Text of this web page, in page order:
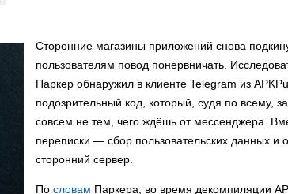
Сторонние магазины приложений снова
пользователям повод понервничать.
Паркер обнаружил в клиенте Telegram из
подозрительный код, который, судя по всему,
совсем не тем, чего ждёшь от мессенджера.
переписки — сбор пользовательских данных и
сторонний сервер.
По словам Паркера, во время декомпиляции